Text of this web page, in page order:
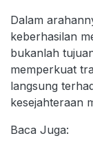
Dalam
keberhasilan
bukanlah
memperkuat
langsung
kesejahteraan
Baca Juga: